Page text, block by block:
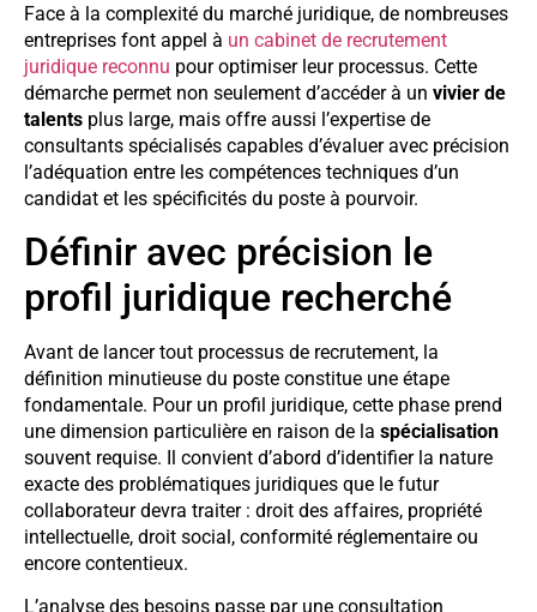
Face à la complexité du marché juridique, de nombreuses
entreprises font appel à un cabinet de recrutement
juridique reconnu pour optimiser leur processus. Cette
démarche permet non seulement d’accéder à un vivier de
talents plus large, mais offre aussi l’expertise de
consultants spécialisés capables d’évaluer avec précision
l’adéquation entre les compétences techniques d’un
candidat et les spécificités du poste à pourvoir.
Définir avec précision le
profil juridique recherché
Avant de lancer tout processus de recrutement, la
définition minutieuse du poste constitue une étape
fondamentale. Pour un profil juridique, cette phase prend
une dimension particulière en raison de la spécialisation
souvent requise. Il convient d’abord d’identifier la nature
exacte des problématiques juridiques que le futur
collaborateur devra traiter : droit des affaires, propriété
intellectuelle, droit social, conformité réglementaire ou
encore contentieux.
L’analyse des besoins passe par une consultation